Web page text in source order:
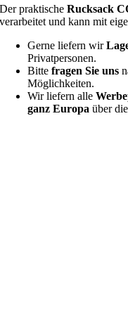
Der praktischeRucksack
verarbeitet und kann mit
Gerne liefern wir
Privatpersonen.
Bittefragen Sie uns
Möglichkeiten.
Wir liefern alle
ganz Europa über